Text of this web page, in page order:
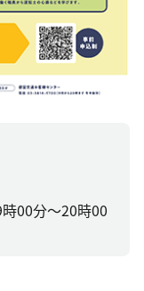
時00分～20時00